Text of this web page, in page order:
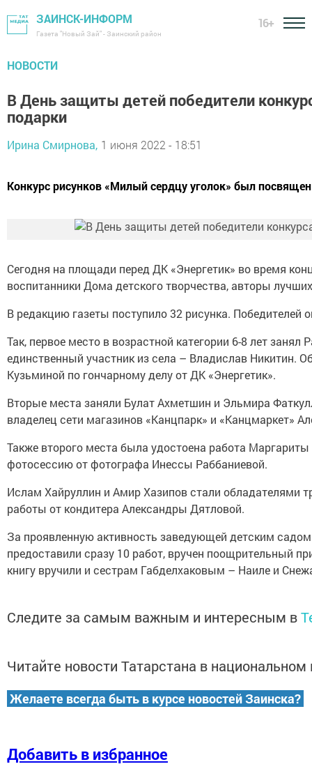
ЗАИНСК-ИНФОРМ
Газета "Новый Зай" - Заинский район
16+
НОВОСТИ
В День защиты детей победители
подарки
Ирина Смирнова, 1 июня 2022 - 18:51
Конкурс рисунков «Милый сердцу уголок» был
Сегодня на площади перед ДК «Энергетик» во время
воспитанники Дома детского творчества, авторы
В редакцию газеты поступило 32 рисунка.
Так, первое место в возрастной категории 6-8 лет
единственный участник из села – Владислав Никитин.
Кузьминой по гончарному делу от ДК «Энергетик».
Вторые места заняли Булат Ахметшин и Эльмира
владелец сети магазинов «Канцпарк» и «Канцмаркет»
Также второго места была удостоена работа
фотосессию от фотографа Инессы Раббаниевой.
Ислам Хайруллин и Амир Хазипов стали обладателями
работы от кондитера Александры Дятловой.
За проявленную активность заведующей детским
предоставили сразу 10 работ, вручен поощрительный
книгу вручили и сестрам Габделхаковым – Наиле и
Следите за самым важным и интересным в
Читайте новости Татарстана в
Желаете всегда быть в курсе новостей Заинска?
Добавить в избранное